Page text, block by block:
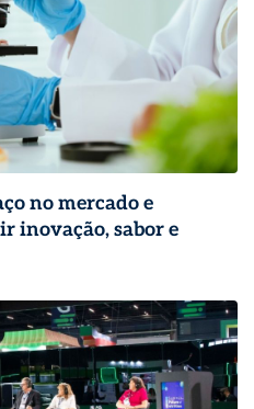
no mercado e
inovação, sabor e